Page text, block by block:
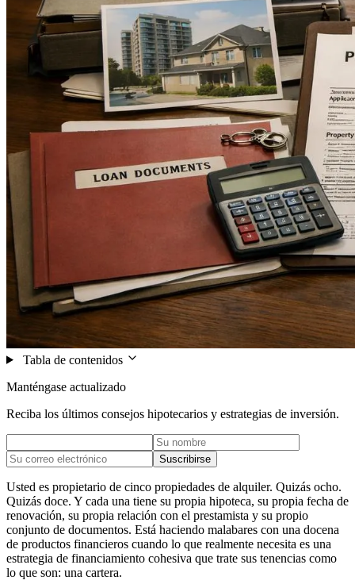
Tabla de contenidos
Manténgase actualizado
Reciba los últimos consejos hipotecarios y estrategias de inversión.
Suscribirse
Usted es propietario de cinco propiedades de alquiler. Quizás ocho.
Quizás doce. Y cada una tiene su propia hipoteca, su propia fecha de
renovación, su propia relación con el prestamista y su propio
conjunto de documentos. Está haciendo malabares con una docena
de productos financieros cuando lo que realmente necesita es una
estrategia de financiamiento cohesiva que trate sus tenencias como
lo que son: una cartera.